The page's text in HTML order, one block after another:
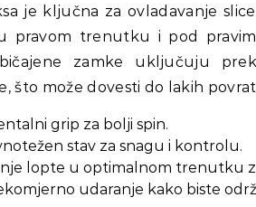
je ključna za ovladavanje
pravom trenutku i pod
zamke uključuju
što može dovesti do lakih
grip za bolji spin.
stav za snagu i kontrolu.
lopte u optimalnom trenutku
udaranje kako biste